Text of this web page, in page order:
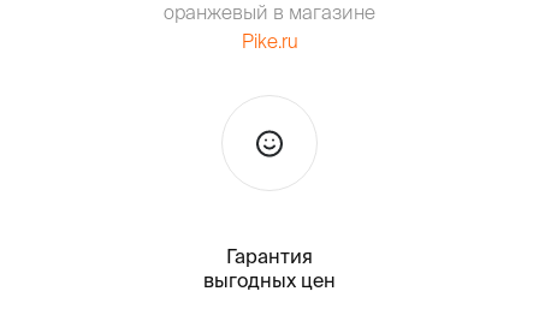
оранжевый в магазине
Pike.ru
Гарантия
выгодных цен